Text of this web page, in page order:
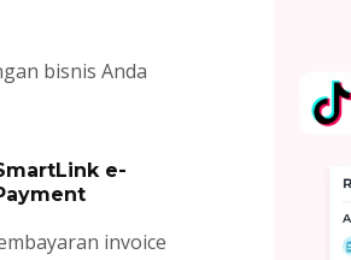
bisnis Anda
e-
invoice